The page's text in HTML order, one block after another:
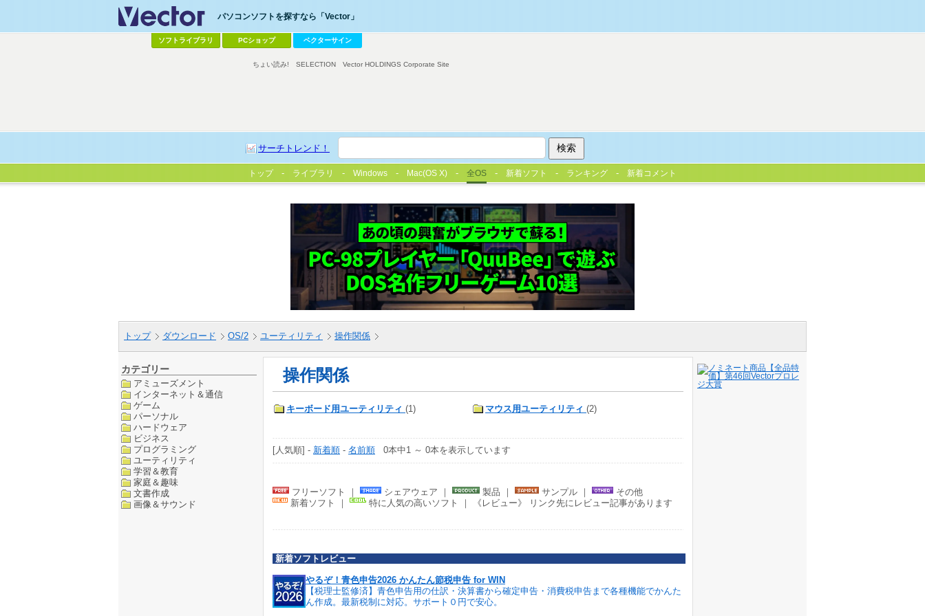
パソコンソフトを探すなら「Vector」
ソフトライブラリ PCショップ ベクターサイン
サーチトレンド！
ちょい読み! SELECTION Vector HOLDINGS Corporate Site
トップ ライブラリ Windows Mac(OS X) 全OS 新着ソフト ランキング 新着コメント
トップ ダウンロード OS/2 ユーティリティ 操作関係
カテゴリー
アミューズメント
インターネット＆通信
ゲーム
パーソナル
ハードウェア
ビジネス
プログラミング
ユーティリティ
学習＆教育
家庭＆趣味
文書作成
画像＆サウンド
操作関係
キーボード用ユーティリティ (1) マウス用ユーティリティ (2)
[人気順] - 新着順 - 名前順 0本中1 ～ 0本を表示しています
フリーソフト ｜ シェアウェア ｜ 製品 ｜ サンプル ｜
その他
新着ソフト ｜
特に人気の高いソフト ｜ 《レビュー》 リンク先にレビュー記事があります
新着ソフトレビュー
やるぞ！青色申告2026 かんたん節税申告 for WIN
【税理士監修済】青色申告用の仕訳・決算書から確定申告・消費税申告まで各種機能でかんた
ん作成。最新税制に対応。サポート０円で安心。